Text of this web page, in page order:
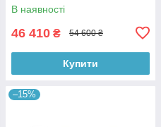
В наявності
46 410 ₴ 54 600 ₴
Купити
–15%